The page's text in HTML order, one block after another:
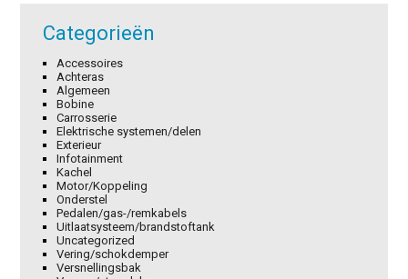
Categorieën
Accessoires
Achteras
Algemeen
Bobine
Carrosserie
Elektrische systemen/delen
Exterieur
Infotainment
Kachel
Motor/Koppeling
Onderstel
Pedalen/gas-/remkabels
Uitlaatsysteem/brandstoftank
Uncategorized
Vering/schokdemper
Versnellingsbak